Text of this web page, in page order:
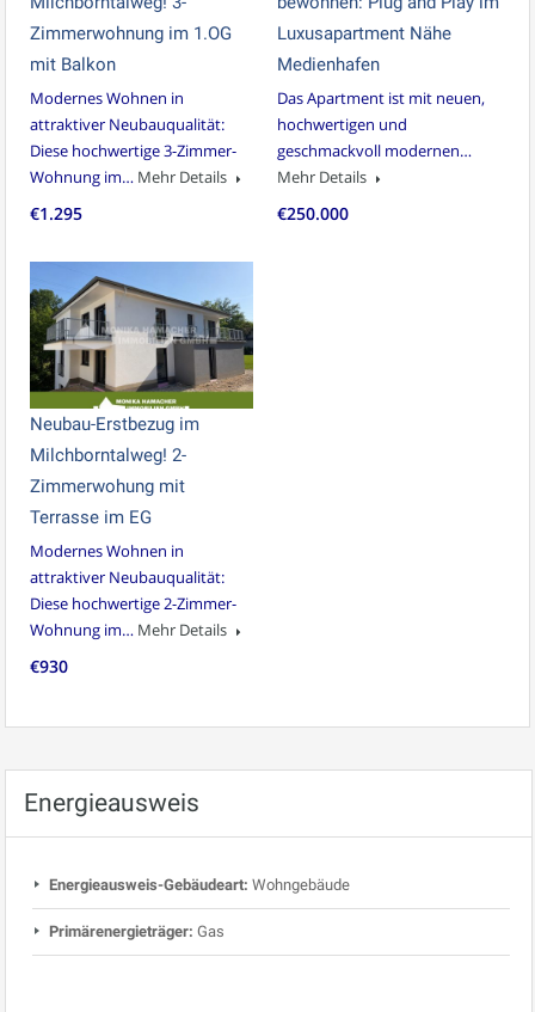
Zimmerwohnung im 1.OG
mit Balkon
Modernes Wohnen in
attraktiver Neubauqualität:
Diese hochwertige 3-Zimmer-
Wohnung im… Mehr Details
€1.295
Luxusapartment Nähe
Medienhafen
Das Apartment ist mit neuen,
hochwertigen und
geschmackvoll modernen…
Mehr Details
€250.000
Neubau-Erstbezug im
Milchborntalweg! 2-
Zimmerwohung mit
Terrasse im EG
Modernes Wohnen in
attraktiver Neubauqualität:
Diese hochwertige 2-Zimmer-
Wohnung im… Mehr Details
€930
Energieausweis
Energieausweis-Gebäudeart: Wohngebäude
Primärenergieträger: Gas